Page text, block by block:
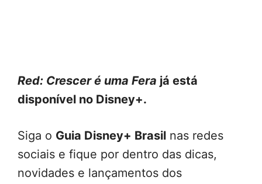
Red: Crescer é uma Fera já está
disponível no Disney+.
Siga o Guia Disney+ Brasil nas redes
sociais e fique por dentro das dicas,
novidades e lançamentos dos